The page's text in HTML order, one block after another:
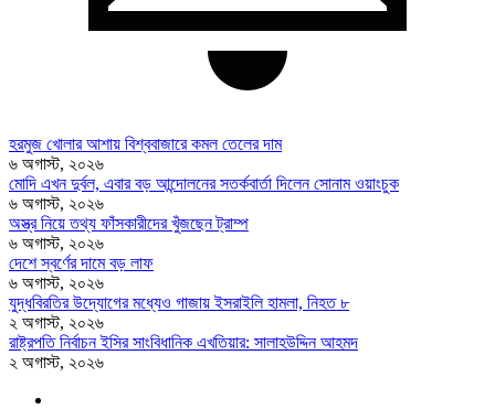
হরমুজ খোলার আশায় বিশ্ববাজারে কমল তেলের দাম
৬ অগাস্ট, ২০২৬
মোদি এখন দুর্বল, এবার বড় আন্দোলনের সতর্কবার্তা দিলেন সোনাম ওয়াংচুক
৬ অগাস্ট, ২০২৬
অস্ত্র নিয়ে তথ্য ফাঁসকারীদের খুঁজছেন ট্রাম্প
৬ অগাস্ট, ২০২৬
দেশে স্বর্ণের দামে বড় লাফ
৬ অগাস্ট, ২০২৬
যুদ্ধবিরতির উদ্যোগের মধ্যেও গাজায় ইসরাইলি হামলা, নিহত ৮
২ অগাস্ট, ২০২৬
রাষ্ট্রপতি নির্বাচন ইসির সাংবিধানিক এখতিয়ার: সালাহউদ্দিন আহমদ
২ অগাস্ট, ২০২৬